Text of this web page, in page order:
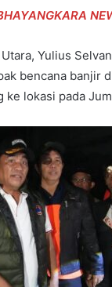
Yulius
bencana banjir
ke lokasi pada